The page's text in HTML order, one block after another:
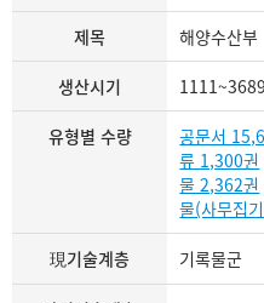
제목 해양수산부
생산시기 1111~3689
유형별 수량 공문서
류 1,300권
물 2,362권
물(사무집
現기술계층 기록물군